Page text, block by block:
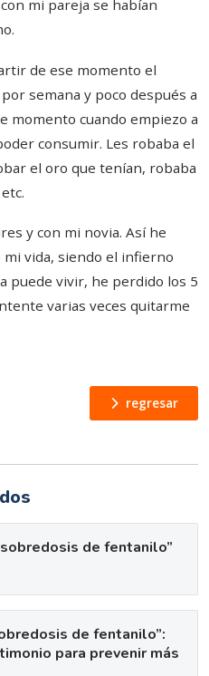
mi pareja se habían
de ese momento el
semana y poco después a
momento cuando empiezo a
consumir. Les robaba el
el oro que tenían, robaba
y con mi novia. Así he
vida, siendo el infierno
puede vivir, he perdido los 5
varias veces quitarme
regresar
de fentanilo”
de fentanilo”:
para prevenir más